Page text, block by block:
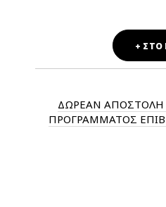
+ ΣΤΟ
ΔΩΡΕΑΝ ΑΠΟΣΤΟΛΗ
ΠΡΟΓΡΑΜΜΑΤΟΣ